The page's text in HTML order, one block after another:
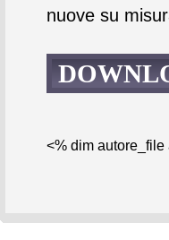
nuove su
<% dim